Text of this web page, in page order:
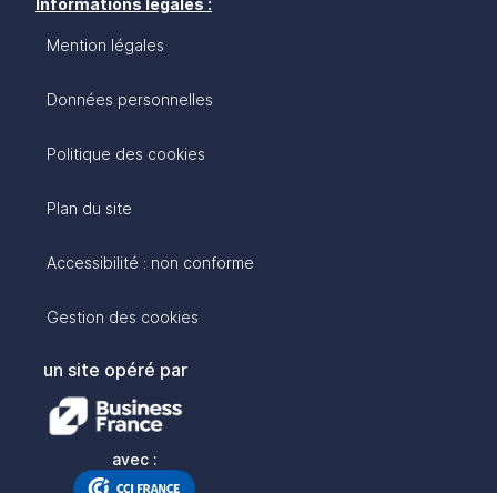
Informations légales :
Mention légales
Données personnelles
Politique des cookies
Plan du site
Accessibilité : non conforme
Gestion des cookies
un site opéré par
avec :